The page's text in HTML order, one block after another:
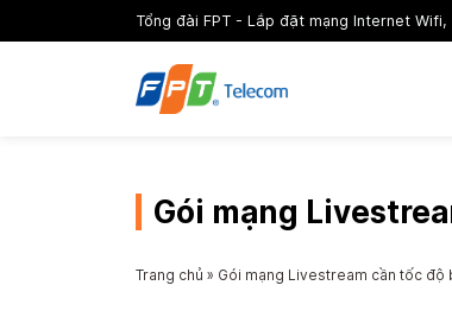
Tổng đài FPT - Lắp đặt mạng Internet Wifi,
Gói mạng
Trang chủ » Gói mạng Livestream cần tốc độ